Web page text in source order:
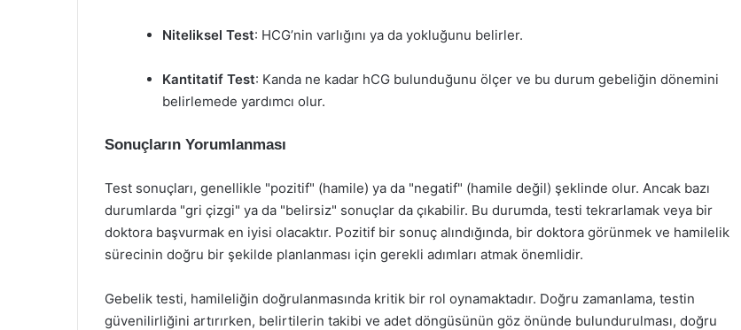
Niteliksel Test: HCG’nin varlığını ya da yokluğunu belirler.
Kantitatif Test: Kanda ne kadar hCG bulunduğunu ölçer ve bu durum gebeliğin dönemini
belirlemede yardımcı olur.
Sonuçların Yorumlanması
Test sonuçları, genellikle "pozitif" (hamile) ya da "negatif" (hamile değil) şeklinde olur. Ancak bazı
durumlarda "gri çizgi" ya da "belirsiz" sonuçlar da çıkabilir. Bu durumda, testi tekrarlamak veya bir
doktora başvurmak en iyisi olacaktır. Pozitif bir sonuç alındığında, bir doktora görünmek ve hamilelik
sürecinin doğru bir şekilde planlanması için gerekli adımları atmak önemlidir.
Gebelik testi, hamileliğin doğrulanmasında kritik bir rol oynamaktadır. Doğru zamanlama, testin
güvenilirliğini artırırken, belirtilerin takibi ve adet döngüsünün göz önünde bulundurulması, doğru